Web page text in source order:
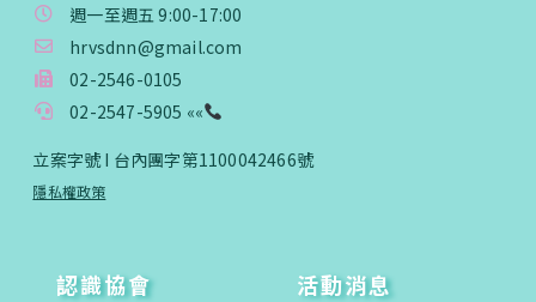
週一至週五 9:00-17:00
hrvsdnn@gmail.com
02-2546-0105
02-2547-5905 ««
立案字號 I 台內團字第1100042466號
隱私權政策
認識協會
活動消息